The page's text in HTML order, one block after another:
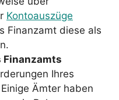
Kontoauszüge
Finanzamt diese als
Finanzamts
Ihres
Ämter haben